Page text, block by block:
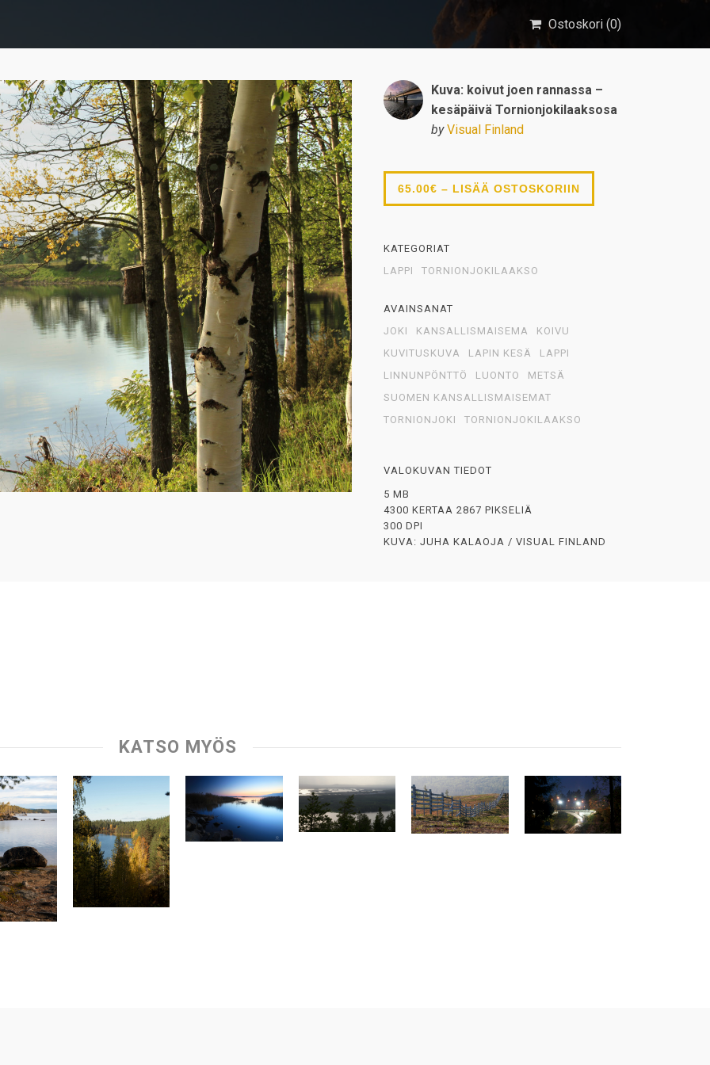
Ostoskori (0)
Kuva: koivut joen rannassa –
kesäpäivä Tornionjokilaaksosa
by Visual Finland
65.00€ – LISÄÄ OSTOSKORIIN
KATEGORIAT
LAPPI
TORNIONJOKILAAKSO
AVAINSANAT
JOKI
KANSALLISMAISEMA
KOIVU
KUVITUSKUVA
LAPIN KESÄ
LAPPI
LINNUNPÖNTTÖ
LUONTO
METSÄ
SUOMEN KANSALLISMAISEMAT
TORNIONJOKI
TORNIONJOKILAAKSO
VALOKUVAN TIEDOT
5 MB
4300 KERTAA 2867 PIKSELIÄ
300 DPI
KUVA: JUHA KALAOJA / VISUAL FINLAND
KATSO MYÖS